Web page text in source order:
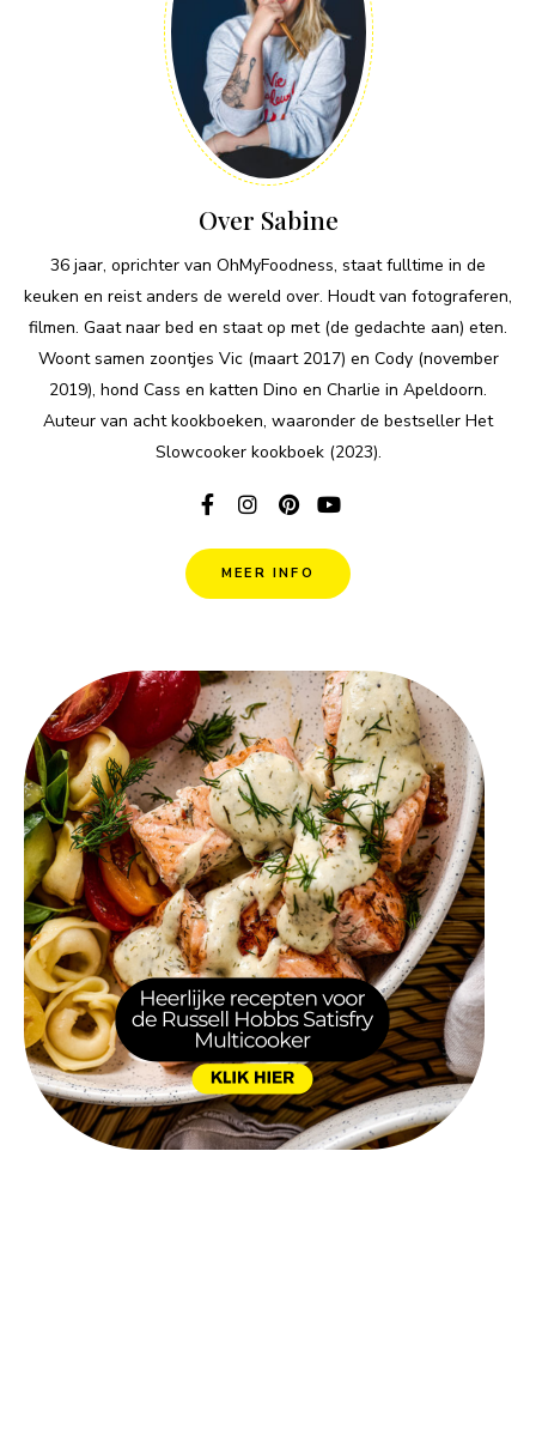
Over Sabine
36 jaar, oprichter van OhMyFoodness, staat fulltime in de
keuken en reist anders de wereld over. Houdt van fotograferen,
filmen. Gaat naar bed en staat op met (de gedachte aan) eten.
Woont samen zoontjes Vic (maart 2017) en Cody (november
2019), hond Cass en katten Dino en Charlie in Apeldoorn.
Auteur van acht kookboeken, waaronder de bestseller Het
Slowcooker kookboek (2023).
MEER INFO